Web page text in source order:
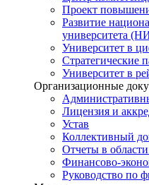
Проект
Развитие
университета
Университет в
Стратегические
Университет в
Организационные
Лицензия и
Устав
Коллективный
Отчеты в
Финансово-
Руководство по